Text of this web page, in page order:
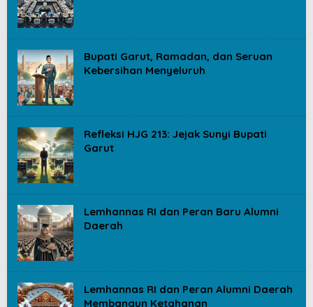
Bupati Garut, Ramadan, dan Seruan
Kebersihan Menyeluruh
Refleksi HJG 213: Jejak Sunyi Bupati
Garut
Lemhannas RI dan Peran Baru Alumni
Daerah
Lemhannas RI dan Peran Alumni Daerah
Membangun Ketahanan